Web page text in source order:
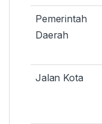
Pemerintah
Daerah
Jalan Kota